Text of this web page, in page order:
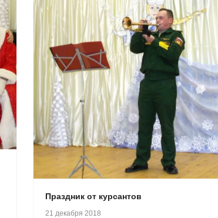
Праздник от курсантов
21 декабря 2018